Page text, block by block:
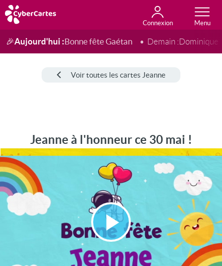
Connexion
Anniversaire
Fête du jour
Amour
Amitié
Merci
Toutes les cartes
🎉Aujourd'hui :Bonne fête Gaétan Demain :Dominique
Voir toutes les cartes Jeanne
Jeanne à l'honneur ce 30 mai !
Lire